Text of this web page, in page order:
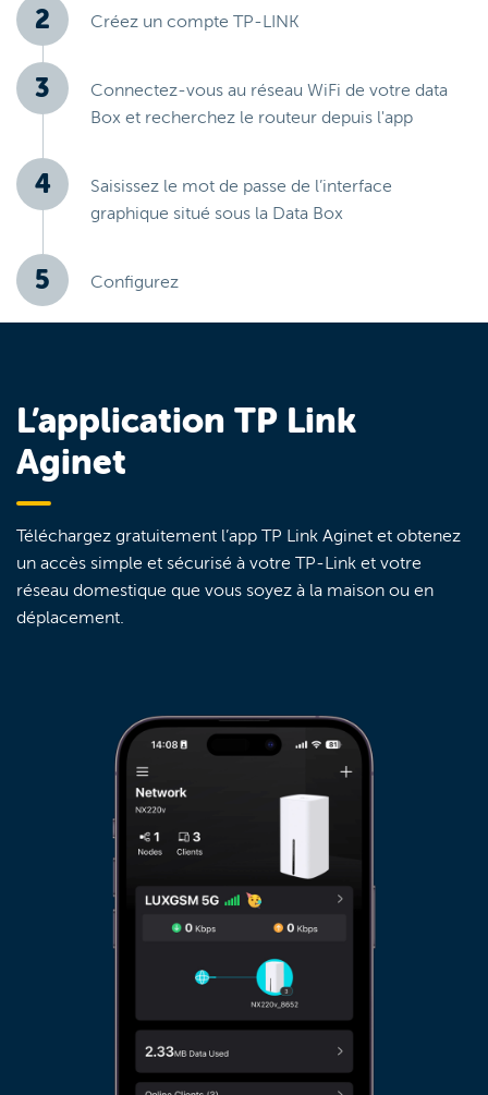
Créez un compte TP-LINK
Connectez-vous au réseau WiFi de votre data
Box et recherchez le routeur depuis l'app
Saisissez le mot de passe de l’interface
graphique situé sous la Data Box
Configurez
L’application TP Link
Aginet
Téléchargez gratuitement l’app TP Link Aginet et obtenez
un accès simple et sécurisé à votre TP-Link et votre
réseau domestique que vous soyez à la maison ou en
déplacement.